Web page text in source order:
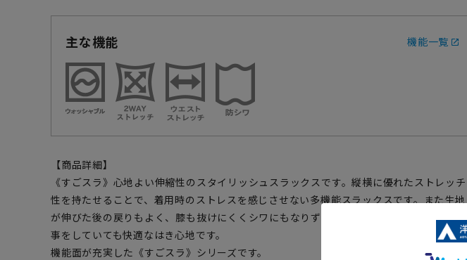
主な機能 機能一覧
【商品詳細】
《すごスラ》心地よい伸縮性のスタイリッシュスラックスです。縦横に優れたストレッチ
性を持たせることで、着用時のストレスを感じさせない多機能スラックスです。また生地
が伸びた後の戻りもよく、膝も抜けにくくシワにもなりずらいアイテム。長時間すわり仕
事をしていても快適なはき心地です。
機能面が充実した《すごスラ》シリーズです。